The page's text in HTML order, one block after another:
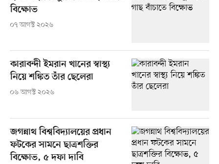
বিক্ষোভ
০৭ আগস্ট ২০২৬
কারাবন্দী ইমরান খানের স্বাস্থ্য
নিয়ে শঙ্কিত তাঁর ছেলেরা
০৬ আগস্ট ২০২৬
জগন্নাথ বিশ্ববিদ্যালয়ের প্রধান
ফটকের সামনে ছাত্রশক্তির
বিক্ষোভ, ৫ দফা দাবি